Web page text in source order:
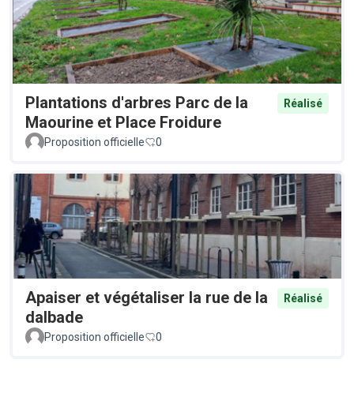
Plantations d'arbres Parc de la
Maourine et Place Froidure
Réalisé
Proposition officielle 0
Apaiser et végétaliser la rue de la
dalbade
Réalisé
Proposition officielle 0